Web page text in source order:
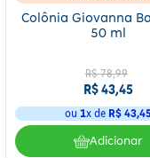
e atrás das orelhas.
Colônia Giovanna
50 ml
R$ 78,99
R$43,45
ou1x de R$ 43,45
Adicionar